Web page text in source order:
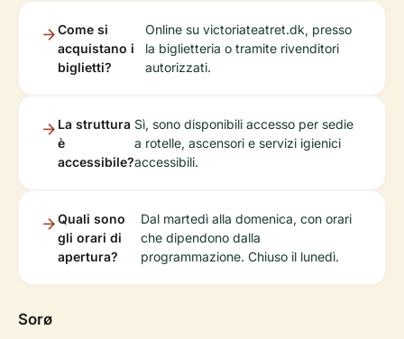
Come si
acquistano i
biglietti?
Online su victoriateatret.dk, presso
la biglietteria o tramite rivenditori
autorizzati.
La struttura
è
accessibile?
Sì, sono disponibili accesso per sedie
a rotelle, ascensori e servizi igienici
accessibili.
Quali sono
gli orari di
apertura?
Dal martedì alla domenica, con orari
che dipendono dalla
programmazione. Chiuso il lunedì.
Sorø